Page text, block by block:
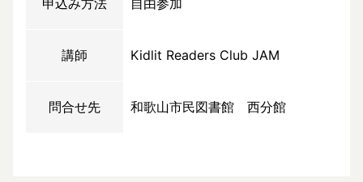
申込み方法 自由参加
講師 Kidlit Readers Club JAM
問合せ先 和歌山市民図書館 西分館